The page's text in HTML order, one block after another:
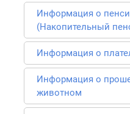
Информация о
(Накопительный
Информация о
Информация о
животном